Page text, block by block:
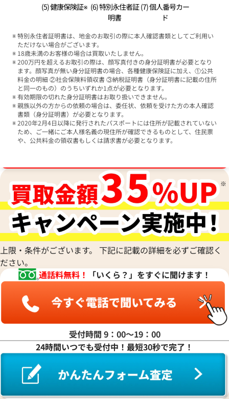
(5) 健康保険証※ (6) 特別永住者証
明書
(7) 個人番号カー
ド
特別永住者証明書は、地金のお取引の際に本人確認書類としてご利用い
ただけない場合がございます。
18歳未満のお客様の場合は買取いたしません。
200万円を超えるお取引の際は、顔写真付きの身分証明書が必要となり
ます。顔写真が無い身分証明書の場合、各種健康保険証に加え、①公共
料金の明細 ②社会保険料領収書 ③納税証明書（身分証明書に記載の住所
と同一のもの）のうちいずれか1点が必要となります。
有効期限の切れた身分証明書はお取り扱いできません。
親族以外の方からの依頼の場合は、委任状、依頼を受けた方の本人確認
書類（身分証明書）が必要となります。
2020年2月4日以降に発行されたパスポートには住所が記載されていない
ため、ご一緒にご本人様名義の現住所が確認できるものとして、住民票
や、公共料金の領収書もしくは請求書が必要となります。
上限・条件がございます。 下記に記載の詳細を必ずご確認く
ださい。
通話料無料！
「いくら？」をすぐに聞けます！
受付時間 9：00〜19：00
24時間いつでも受付中！最短30秒で完了！